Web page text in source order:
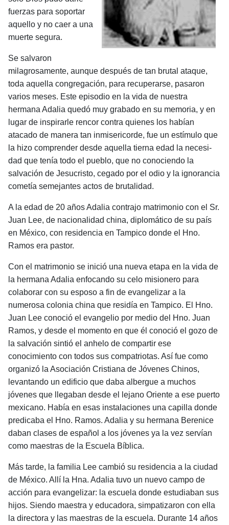
fuerzas para soportar
aquello y no caer a una
muerte segura.
Se salvaron
milagrosamente, aunque después de tan brutal ataque,
toda aquella congregación, para recuperarse, pasaron
varios meses. Este episodio en la vida de nuestra
hermana Adalia quedó muy grabado en su memoria, y en
lugar de inspirarle rencor contra quienes los habían
atacado de manera tan inmisericorde, fue un estímulo que
la hizo comprender desde aquella tierna edad la necesi­
dad que tenía todo el pueblo, que no conociendo la
salvación de Jesucristo, cegado por el odio y la ignorancia
cometía semejantes actos de brutalidad.
A la edad de 20 años Adalia contrajo matrimonio con el Sr.
Juan Lee, de nacionalidad china, diplomático de su país
en México, con residencia en Tampico donde el Hno.
Ramos era pastor.
Con el matrimonio se inició una nueva etapa en la vida de
la hermana Adalia enfocando su celo misionero para
colaborar con su esposo a fin de evangelizar a la
numerosa colonia china que residía en Tampico. El Hno.
Juan Lee conoció el evangelio por medio del Hno. Juan
Ramos, y desde el momento en que él conoció el gozo de
la sal­vación sintió el anhelo de compartir ese
conocimiento con todos sus compatriotas. Así fue como
organizó la Asociación Cristiana de Jóvenes Chinos,
levantando un edificio que daba albergue a muchos
jóvenes que llega­ban desde el lejano Oriente a ese puerto
mexicano. Ha­bía en esas instalaciones una capilla donde
predicaba el Hno. Ramos. Adalia y su hermana Berenice
daban cla­ses de español a los jóvenes ya la vez servían
como maestras de la Escuela Bíblica.
Más tarde, la familia Lee cambió su residencia a la ciudad
de México. Allí la Hna. Adalia tuvo un nuevo campo de
acción para evangelizar: la escuela donde estu­diaban sus
hijos. Siendo maestra y educadora, simpati­zaron con ella
la directora y las maestras de la escue­la. Durante 14 años